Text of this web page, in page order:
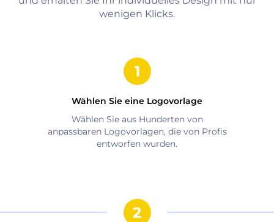
wenigen Klicks.
Wählen Sie eine Logovorlage
Wählen Sie aus Hunderten von
anpassbaren Logovorlagen, die von Profis
entworfen wurden.